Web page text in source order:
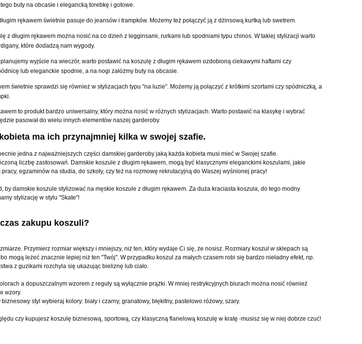
buty na obcasie i elegancką torebkę i gotowe.
rękawem świetnie pasuje do jeansów i trampków. Możemy też połączyć ją z dżinsową kurtką lub swetrem.
z długim rękawem można nosić na co dzień z legginsami, rurkami lub spodniami typu chinos. W takiej stylizacji warto
które dodadzą nam wygody.
wyjście na wieczór, warto postawić na koszulę z długim rękawem ozdobioną ciekawymi haftami czy
lub eleganckie spodnie, a na nogi załóżmy buty na obcasie.
świetnie sprawdzi się również w stylizacjach typu "na luzie". Możemy ją połączyć z krótkimi szortami czy spódniczką, a
to produkt bardzo uniwersalny, który można nosić w różnych stylizacjach. Warto postawić na klasykę i wybrać
pasował do wielu innych elementów naszej garderoby.
ma ich przynajmniej kilka w swojej szafie.
jedna z najważniejszych części damskiej garderoby jaką każda kobieta musi mieć w Swojej szafie.
liczbę zastosowań. Damskie koszule z długim rękawem, mogą być klasycznymi eleganckimi koszulami, jakie
egzaminów na studia, do szkoły, czy też na rozmowę rekrutacyjną do Waszej wyśnionej pracy!
by damskie koszule stylizować na męskie koszule z długim rękawem. Za duża kraciasta koszula, do tego modny
stylizację w stylu "Skate"!
zakupu koszuli?
Przymierz rozmiar większy i mniejszy, niż ten, który wydaje Ci się, że nosisz. Rozmiary koszul w sklepach są
mogą leżeć znacznie lepiej niż ten "Twój". W przypadku koszul za małych czasem robi się bardzo nieładny efekt, np.
z guzikami rozchyla się ukazując bieliznę lub ciało.
a dopuszczalnym wzorem z reguły są wyłącznie prążki. W mniej restrykcyjnych biurach można nosić również
wzory.
styl wybieraj kolory: biały i czarny, granatowy, błękitny, pastelowo różowy, szary.
czy kupujesz koszulę biznesową, sportową, czy klasyczną flanelową koszulę w kratę -musisz się w niej dobrze czuć!